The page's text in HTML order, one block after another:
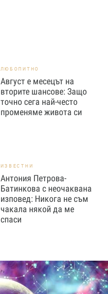
ЛЮБОПИТНО
Август е месецът на
вторите шансове: Защо
точно сега най-често
променяме живота си
ИЗВЕСТНИ
Антония Петрова-
Батинкова с неочаквана
изповед: Никога не съм
чакала някой да ме
спаси